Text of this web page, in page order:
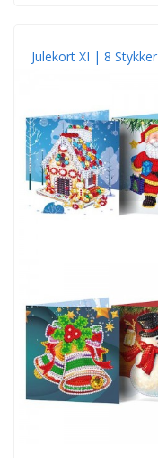
Julekort XI | 8 Stykker